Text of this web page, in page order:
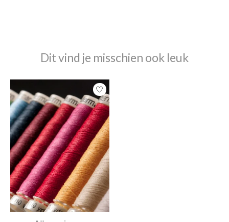
Dit vind je misschien ook leuk
Items van productcarrousel